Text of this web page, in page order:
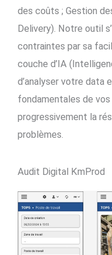
des coûts ; Gestion
Delivery). Notre outil
contraintes par sa
couche d’IA
d’analyser votre data
fondamentales de
progressivement la
problèmes.
Audit Digital KmProd